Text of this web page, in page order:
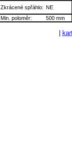
Zkrácené spřáhlo: NE
Min. poloměr:
500 mm